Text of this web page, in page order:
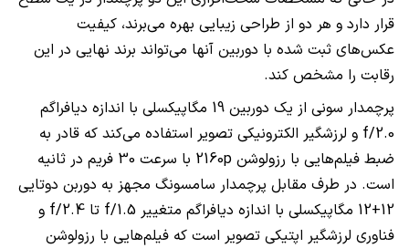
قرار دارد و هر دو از طراحی زیبایی بهره می‌برند، کیفیت
عکس‌های ثبت شده با دوربین آنها می‌تواند برند نهایی در این
رقابت را مشخص کند.
پرچمدار سونی از یک دوربین 19 مگاپیکسلی با اندازه دیافراگم
f/2.0 و لرزشگیر الکترونیکی تصویر استفاده می‌کند که قادر به
ضبط فیلم‌هایی با رزولوشن 2160p با سرعت 30 فریم در ثانیه
است. در طرف مقابل پرچمدار سامسونگ مجهز به دوربن دوتایی
12+12 مگاپیکسلی با اندازه دیافراگم متغییر f/1.5 تا f/2.4 و
فناوری لرزشگیر اپتیکی تصویر است که فیلم‌هایی با رزولوشن